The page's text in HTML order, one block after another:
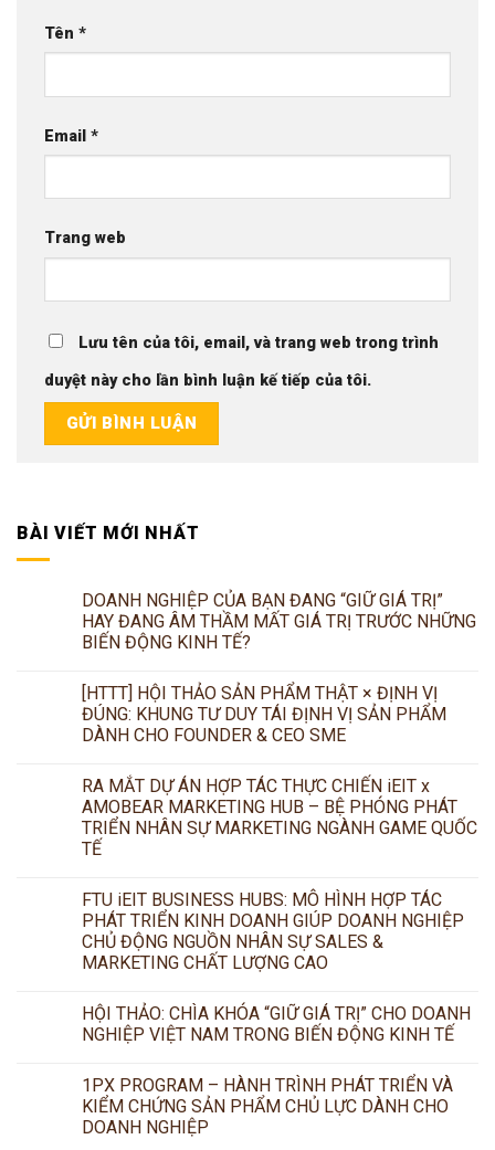
Tên *
Email *
Trang web
Lưu tên của tôi, email, và trang web trong trình
duyệt này cho lần bình luận kế tiếp của tôi.
BÀI VIẾT MỚI NHẤT
DOANH NGHIỆP CỦA BẠN ĐANG “GIỮ GIÁ TRỊ”
HAY ĐANG ÂM THẦM MẤT GIÁ TRỊ TRƯỚC NHỮNG
BIẾN ĐỘNG KINH TẾ?
[HTTT] HỘI THẢO SẢN PHẨM THẬT × ĐỊNH VỊ
ĐÚNG: KHUNG TƯ DUY TÁI ĐỊNH VỊ SẢN PHẨM
DÀNH CHO FOUNDER & CEO SME
RA MẮT DỰ ÁN HỢP TÁC THỰC CHIẾN iEIT x
AMOBEAR MARKETING HUB – BỆ PHÓNG PHÁT
TRIỂN NHÂN SỰ MARKETING NGÀNH GAME QUỐC
TẾ
FTU iEIT BUSINESS HUBS: MÔ HÌNH HỢP TÁC
PHÁT TRIỂN KINH DOANH GIÚP DOANH NGHIỆP
CHỦ ĐỘNG NGUỒN NHÂN SỰ SALES &
MARKETING CHẤT LƯỢNG CAO
HỘI THẢO: CHÌA KHÓA “GIỮ GIÁ TRỊ” CHO DOANH
NGHIỆP VIỆT NAM TRONG BIẾN ĐỘNG KINH TẾ
1PX PROGRAM – HÀNH TRÌNH PHÁT TRIỂN VÀ
KIỂM CHỨNG SẢN PHẨM CHỦ LỰC DÀNH CHO
DOANH NGHIỆP